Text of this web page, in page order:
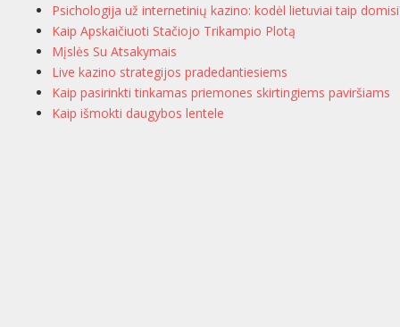
Psichologija už internetinių kazino: kodėl lietuviai taip
Kaip Apskaičiuoti Stačiojo Trikampio Plotą
Mįslės Su Atsakymais
Live kazino strategijos pradedantiesiems
Kaip pasirinkti tinkamas priemones skirtingiems paviršiams
Kaip išmokti daugybos lentele